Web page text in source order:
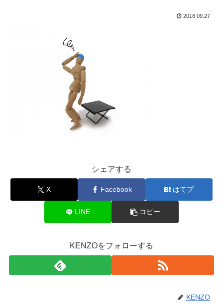
2018.09.27
シェアする
X Facebook はてブ
LINE コピー
KENZOをフォローする
KENZO